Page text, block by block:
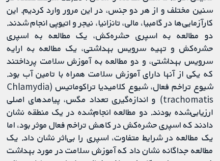
سنین مختلف و از هر دو جنس، در این مرور وارد کردیم. این
کارآزمایی‌ها در گامبیا، مالی، تانزانیا، نیجر و اتیوپی انجام شدند.
دو مطالعه به اسپری حشره‌کش، یک مطالعه به اسپری
حشره‌کش و تهیه سرویس بهداشتی، یک مطالعه به ارایه
سرویس بهداشتی، و دو مطالعه به آموزش سلامت پرداختند
که یکی از آنها دارای آموزش سلامت همراه با تامین آب بود.
شیوع تراخم فعال، شیوع کلامیدیا تراکوماتیس (Chlamydia
trachomatis) و اندازه‌گیری تعداد مگس، پیامدهای اصلی
ارزیابی‌شده بودند. دو مطالعه انجام‌شده در یک منطقه نشان
دادند که اسپری حشره‌کش در کاهش تراخم فعال موثر بود، اما
یک مطالعه در شرایط متفاوت، اسپری را بی‌اثر نشان داد. یک
مطالعه جداگانه نشان داد که آموزش سلامت در مورد بهداشت